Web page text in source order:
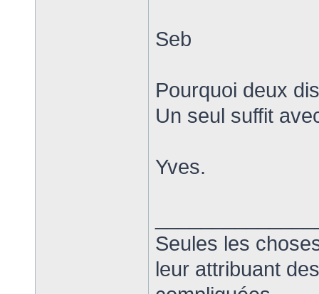
Seb
Pourquoi deux
Un seul suffit
Yves.
Seules les
leur attribuant